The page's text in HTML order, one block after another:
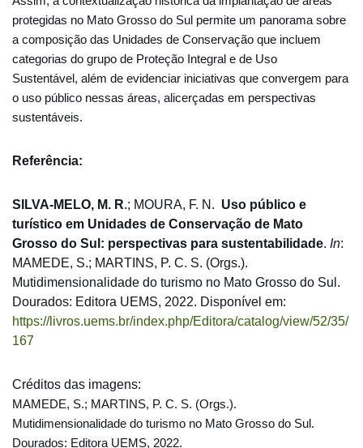
protegidas no Mato Grosso do Sul permite um panorama sobre
a composição das Unidades de Conservação que incluem
categorias do grupo de Proteção Integral e de Uso
Sustentável, além de evidenciar iniciativas que convergem para
o uso público nessas áreas, alicerçadas em perspectivas
sustentáveis.
Referência:
SILVA-MELO, M. R.; MOURA, F. N. Uso público e
turístico em Unidades de Conservação de Mato
Grosso do Sul: perspectivas para sustentabilidade. In:
MAMEDE, S.; MARTINS, P. C. S. (Orgs.).
Mutidimensionalidade do turismo no Mato Grosso do Sul.
Dourados: Editora UEMS, 2022. Disponível em:
https://livros.uems.br/index.php/Editora/catalog/view/52/35/
167
Créditos das imagens:
MAMEDE, S.; MARTINS, P. C. S. (Orgs.).
Mutidimensionalidade do turismo no Mato Grosso do Sul.
Dourados: Editora UEMS, 2022.